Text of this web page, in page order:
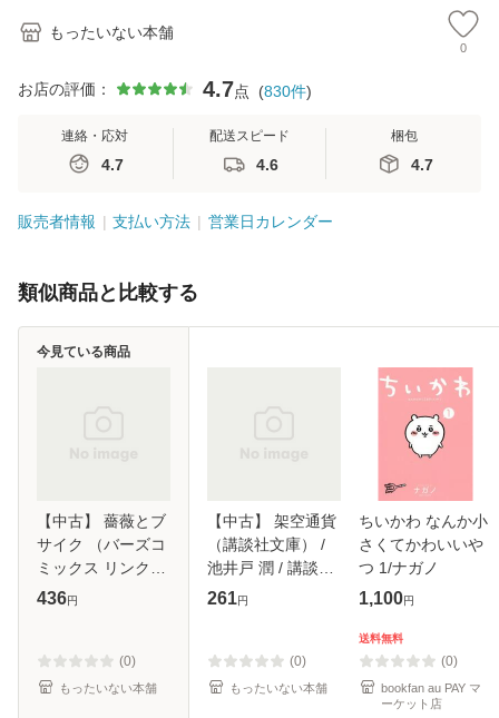
もったいない本舗
0
お店の評価： 4.7点 (830件)
連絡・応対
4.7
配送スピード
4.6
梱包
4.7
販売者情報 支払い方法 営業日カレンダー
類似商品と比較する
【中古】 薔薇とブ
サイク （バーズコ
ミックス リンクス
コレクション） /
ール便送料無料】
436円
(0)
もったいない本舗
今見ている商品
【中古】 架空通貨
（講談社文庫） /
池井戸 潤 / 講談社
[文庫]【メール便送
261円
(0)
もったいない本舗
ちいかわ なんか小
さくてかわいいや
つ 1/ナガノ
1,100円
送料無料
(0)
bookfan au PAY マ
ーケット店